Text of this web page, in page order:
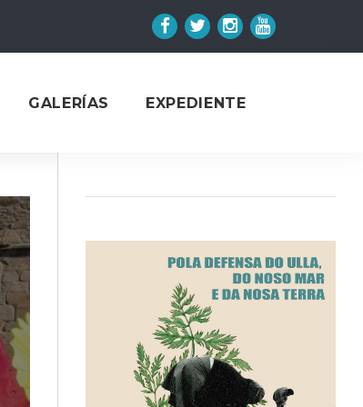
Facebook
TwitterInstagram
YouTube
GALERÍAS EXPEDIENTE